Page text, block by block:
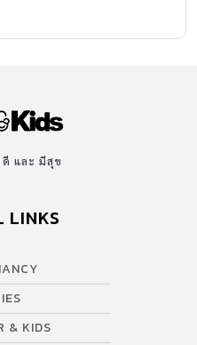
และ มีสุข
LINKS
& KIDS